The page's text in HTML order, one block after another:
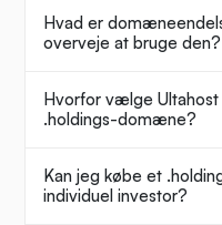
Hvad er
overveje at bruge den?
Hvorfor vælge
.holdings-domæne?
Kan jeg købe et
individuel investor?